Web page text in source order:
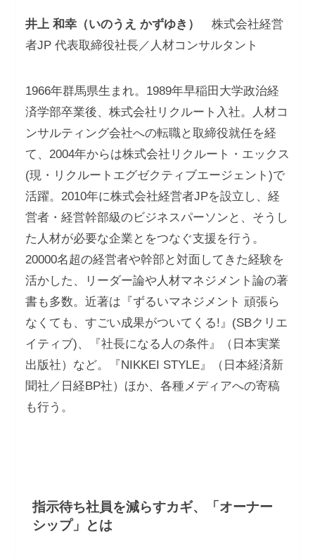
井上 和幸（いのうえ かずゆき） 株式会社経営
者JP 代表取締役社長／人材コンサルタント
1966年群馬県生まれ。1989年早稲田大学政治経
済学部卒業後、株式会社リクルート入社。人材コ
ンサルティング会社への転職と取締役就任を経
て、2004年からは株式会社リクルート・エックス
(現・リクルートエグゼクティブエージェント)で
活躍。2010年に株式会社経営者JPを設立し、経
営者・経営幹部級のビジネスパーソンと、そうし
た人材が必要な企業とをつなぐ支援を行う。
20000名超の経営者や幹部と対面してきた経験を
活かした、リーダー論や人材マネジメント論の著
書も多数。近著は『ずるいマネジメント 頑張ら
なくても、すごい成果がついてくる!』(SBクリエ
イティブ)、『社長になる人の条件』（日本実業
出版社）など。『NIKKEI STYLE』（日本経済新
聞社／日経BP社）ほか、各種メディアへの寄稿
も行う。
指示待ち社員を減らすカギ、「オーナー
シップ」とは